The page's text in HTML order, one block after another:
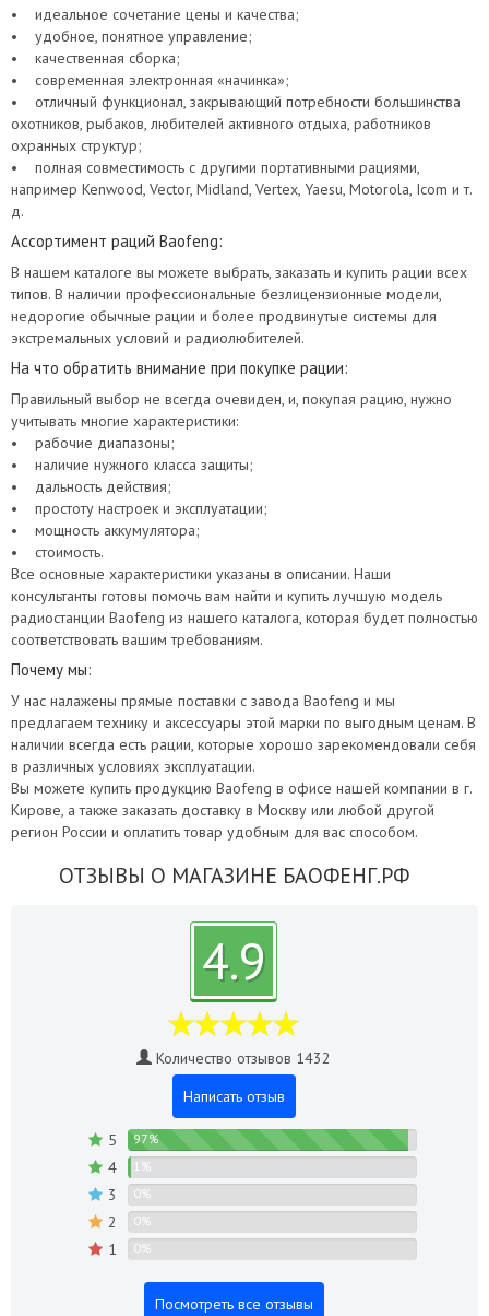
• идеальное сочетание цены и качества;
• удобное, понятное управление;
• качественная сборка;
• современная электронная «начинка»;
• отличный функционал, закрывающий потребности большинства
охотников, рыбаков, любителей активного отдыха, работников
охранных структур;
• полная совместимость с другими портативными рациями,
например Kenwood, Vector, Midland, Vertex, Yaesu, Motorola, Icom и т.
д.
Ассортимент раций Baofeng:
В нашем каталоге вы можете выбрать, заказать и купить рации всех
типов. В наличии профессиональные безлицензионные модели,
недорогие обычные рации и более продвинутые системы для
экстремальных условий и радиолюбителей.
На что обратить внимание при покупке рации:
Правильный выбор не всегда очевиден, и, покупая рацию, нужно
учитывать многие характеристики:
• рабочие диапазоны;
• наличие нужного класса защиты;
• дальность действия;
• простоту настроек и эксплуатации;
• мощность аккумулятора;
• стоимость.
Все основные характеристики указаны в описании. Наши
консультанты готовы помочь вам найти и купить лучшую модель
радиостанции Baofeng из нашего каталога, которая будет полностью
соответствовать вашим требованиям.
Почему мы:
У нас налажены прямые поставки с завода Baofeng и мы
предлагаем технику и аксессуары этой марки по выгодным ценам. В
наличии всегда есть рации, которые хорошо зарекомендовали себя
в различных условиях эксплуатации.
Вы можете купить продукцию Baofeng в офисе нашей компании в г.
Кирове, а также заказать доставку в Москву или любой другой
регион России и оплатить товар удобным для вас способом.
ОТЗЫВЫ О МАГАЗИНЕ БАОФЕНГ.РФ
4.9
Количество отзывов 1432
Написать отзыв
5 97%
4 1%
3 0%
2 0%
1 0%
Посмотреть все отзывы